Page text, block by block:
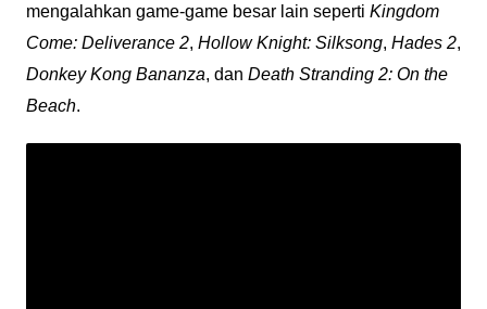
mengalahkan game-game besar lain seperti Kingdom
Come: Deliverance 2, Hollow Knight: Silksong, Hades 2,
Donkey Kong Bananza, dan Death Stranding 2: On the
Beach.